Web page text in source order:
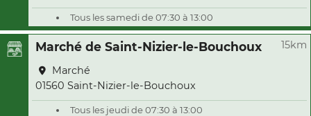
Tous les samedi de 07:30 à 13:00
Marché de Saint-Nizier-le-Bouchoux 15km
Marché
01560 Saint-Nizier-le-Bouchoux
Tous les jeudi de 07:30 à 13:00